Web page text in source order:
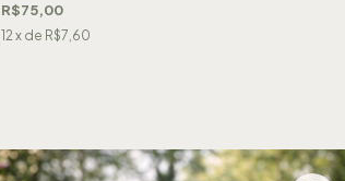
R$75,00
12x de R$7,60